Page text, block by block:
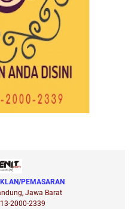
PEMASARAN
Jawa Barat
2000-2339